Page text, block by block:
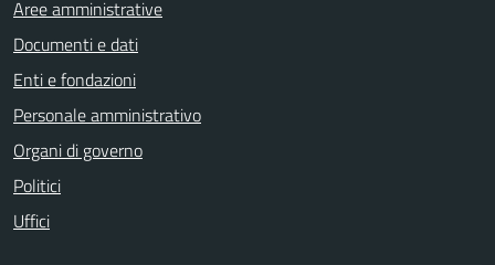
Aree amministrative
Documenti e dati
Enti e fondazioni
Personale amministrativo
Organi di governo
Politici
Uffici